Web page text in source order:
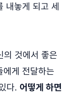
내놓게 되고 세
의 것에서 좋은
에게 전달하는
다. 어떻게 하면